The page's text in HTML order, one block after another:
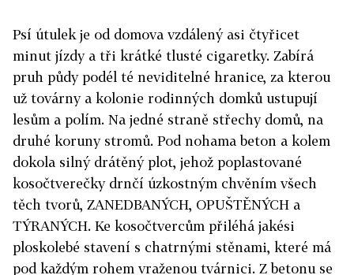
Psí útulek je od domova vzdálený asi čtyřicet
minut jízdy a tři krátké tlusté cigaretky. Zabírá
pruh půdy podél té neviditelné hranice, za kterou
už továrny a kolonie rodinných domků ustupují
lesům a polím. Na jedné straně střechy domů, na
druhé koruny stromů. Pod nohama beton a kolem
dokola silný drátěný plot, jehož poplastované
kosočtverečky drnčí úzkostným chvěním všech
těch tvorů, ZANEDBANÝCH, OPUŠTĚNÝCH a
TÝRANÝCH. Ke kosočtvercům přiléhá jakési
ploskolebé stavení s chatrnými stěnami, které má
pod každým rohem vraženou tvárnici. Z betonu se